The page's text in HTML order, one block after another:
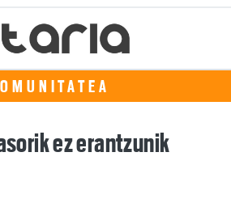
ez erantzunik